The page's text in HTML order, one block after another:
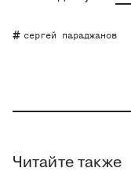
сергей параджанов
Читайте также